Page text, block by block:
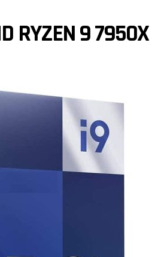
RYZEN 9 7950X